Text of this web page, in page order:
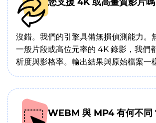
沒錯。我們的引擎具備無損偵測能力。
一般片段或高位元率的 4K 錄影，我們
析度與影格率。輸出結果與原始檔案一
WEBM 與 MP4 有何不同